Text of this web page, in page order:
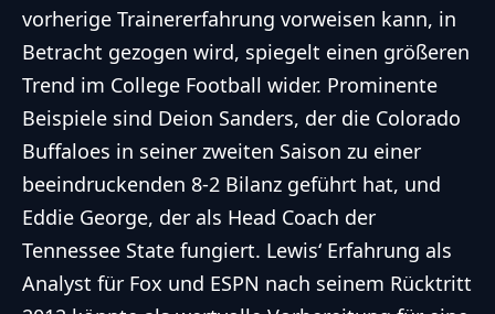
vorherige Trainererfahrung vorweisen kann, in
Betracht gezogen wird, spiegelt einen größeren
Trend im College Football wider. Prominente
Beispiele sind Deion Sanders, der die Colorado
Buffaloes in seiner zweiten Saison zu einer
beeindruckenden 8-2 Bilanz geführt hat, und
Eddie George, der als Head Coach der
Tennessee State fungiert. Lewis‘ Erfahrung als
Analyst für Fox und ESPN nach seinem Rücktritt